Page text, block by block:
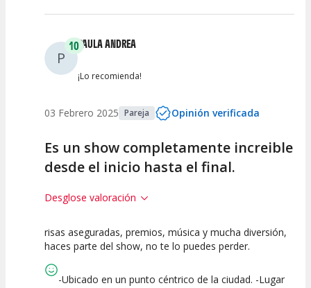
P
10PAULA ANDREA
¡Lo recomienda!
03 Febrero 2025 Pareja Opinión verificada
Es un show completamente increible
desde el inicio hasta el final.
Desglose valoración
10
Espectáculo
10 10
artística
risas aseguradas, premios, música y mucha diversión,
haces parte del show, no te lo puedes perder.
-Ubicado en un punto céntrico de la ciudad. -Lugar